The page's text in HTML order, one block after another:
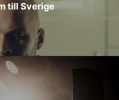
till Sverige